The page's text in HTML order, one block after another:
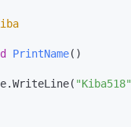
PrintName()
"Kiba518"